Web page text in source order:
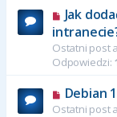
Jak
Ostatni post
Odpowiedzi:
Debian
Ostatni post